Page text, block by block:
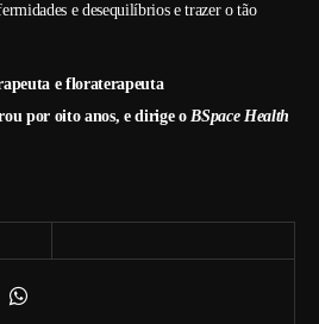
e desequilíbrios e trazer o tão
e floraterapeuta
por oito anos, e dirige oBSpace Health